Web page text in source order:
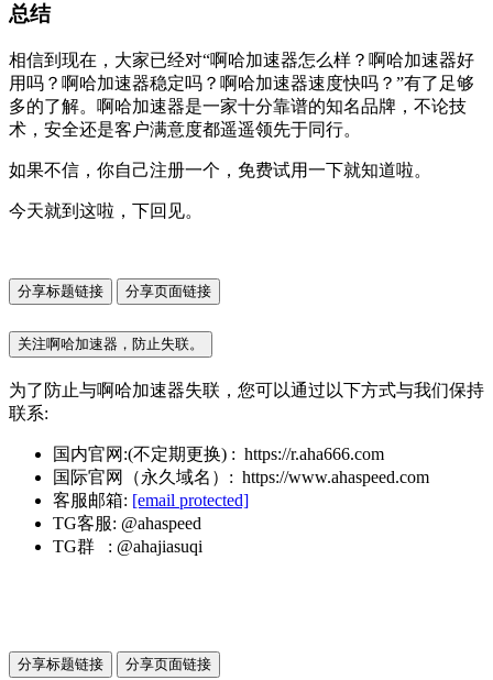
总结
相信到现在，大家已经对“啊哈加速器怎么样？啊哈加速器好
用吗？啊哈加速器稳定吗？啊哈加速器速度快吗？”有了足够
多的了解。啊哈加速器是一家十分靠谱的知名品牌，不论技
术，安全还是客户满意度都遥遥领先于同行。
如果不信，你自己注册一个，免费试用一下就知道啦。
今天就到这啦，下回见。
分享标题链接 分享页面链接
关注啊哈加速器，防止失联。
为了防止与啊哈加速器失联，您可以通过以下方式与我们保持
联系:
国内官网:(不定期更换) : https://r.aha666.com
国际官网（永久域名）: https://www.ahaspeed.com
客服邮箱: [email protected]
TG客服: @ahaspeed
TG群 : @ahajiasuqi
分享标题链接 分享页面链接